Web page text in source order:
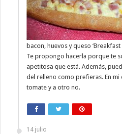
bacon, huevos y queso
Te propongo hacerla porque te
apetitosa que está. Además,
del relleno como prefieras. En mi
tomate y a otro no.
14 julio